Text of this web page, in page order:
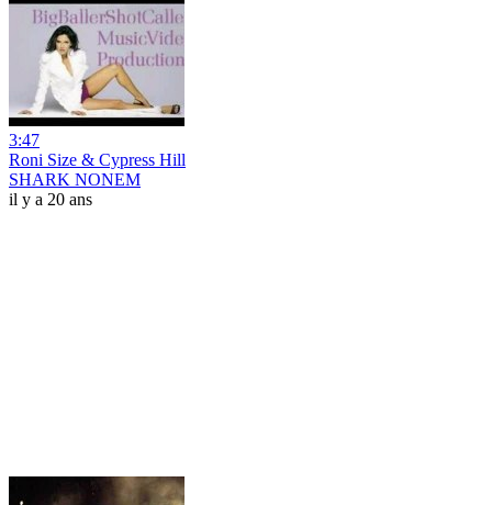
3:47
Roni Size & Cypress Hill
SHARK NONEM
il y a 20 ans